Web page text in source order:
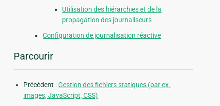
Utilisation des hiérarchies et de la
propagation des journaliseurs
Configuration de journalisation réactive
Parcourir
Précédent :Gestion des fichiers statiques (par ex.
images, JavaScript, CSS)